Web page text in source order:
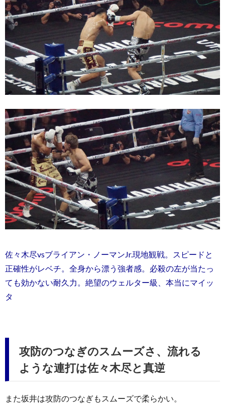
佐々木尽vsブライアン・ノーマンJr.現地観戦。スピードと
正確性がレベチ。全身から漂う強者感。必殺の左が当たっ
ても効かない耐久力。絶望のウェルター級、本当にマイッ
タ
攻防のつなぎのスムーズさ、流れる
ような連打は佐々木尽と真逆
また坂井は攻防のつなぎもスムーズで柔らかい。